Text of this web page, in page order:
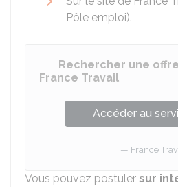
Pôle emploi).
Rechercher une
France Travail
Accéder au
France
Vous pouvez postuler sur